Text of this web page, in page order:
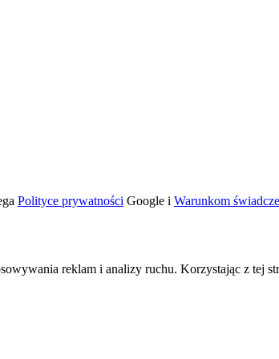
Polityce prywatności Google i Warunkom
reklam i analizy ruchu. Korzystając z tej